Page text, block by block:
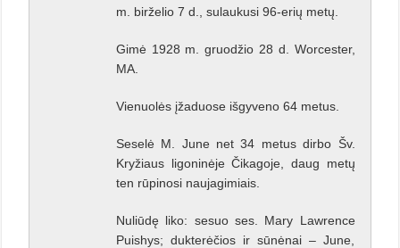
m. birželio 7 d., sulaukusi 96-erių metų.
Gimė 1928 m. gruodžio 28 d. Worcester,
MA.
Vienuolės įžaduose išgyveno 64 metus.
Seselė M. June net 34 metus dirbo Šv.
Kryžiaus ligoninėje Čikagoje, daug metų
ten rūpinosi naujagimiais.
Nuliūdę liko: sesuo ses. Mary Lawrence
Puishys; dukterėčios ir sūnėnai – June,